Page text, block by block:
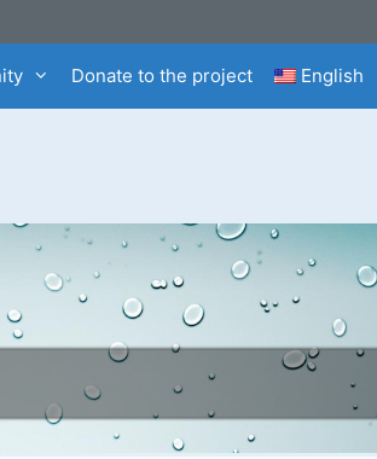
Donate to the project English